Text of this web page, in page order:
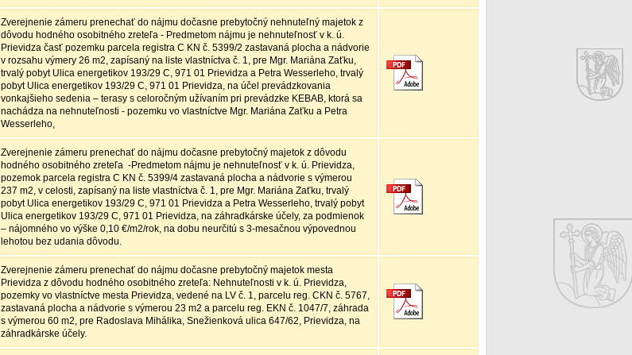
Zverejnenie zámeru prenechať do nájmu dočasne prebytočný nehnuteľný majetok z
dôvodu hodného osobitného zreteľa - Predmetom nájmu je nehnuteľnosť v k. ú.
Prievidza časť pozemku parcela registra C KN č. 5399/2 zastavaná plocha a nádvorie
v rozsahu výmery 26 m2, zapísaný na liste vlastníctva č. 1, pre Mgr. Mariána Zaťku,
trvalý pobyt Ulica energetikov 193/29 C, 971 01 Prievidza a Petra Wesserleho, trvalý
pobyt Ulica energetikov 193/29 C, 971 01 Prievidza, na účel prevádzkovania
vonkajšieho sedenia – terasy s celoročným užívaním pri prevádzke KEBAB, ktorá sa
nachádza na nehnuteľnosti - pozemku vo vlastníctve Mgr. Mariána Zaťku a Petra
Wesserleho,
Zverejnenie zámeru prenechať do nájmu dočasne prebytočný majetok z dôvodu
hodného osobitného zreteľa -Predmetom nájmu je nehnuteľnosť v k. ú. Prievidza,
pozemok parcela registra C KN č. 5399/4 zastavaná plocha a nádvorie s výmerou
237 m2, v celosti, zapísaný na liste vlastníctva č. 1, pre Mgr. Mariána Zaťku, trvalý
pobyt Ulica energetikov 193/29 C, 971 01 Prievidza a Petra Wesserleho, trvalý pobyt
Ulica energetikov 193/29 C, 971 01 Prievidza, na záhradkárske účely, za podmienok
– nájomného vo výške 0,10 €/m2/rok, na dobu neurčitú s 3-mesačnou výpovednou
lehotou bez udania dôvodu.
Zverejnenie zámeru prenechať do nájmu dočasne prebytočný majetok mesta
Prievidza z dôvodu hodného osobitného zreteľa: Nehnuteľnosti v k. ú. Prievidza,
pozemky vo vlastníctve mesta Prievidza, vedené na LV č. 1, parcelu reg. CKN č. 5767,
zastavaná plocha a nádvorie s výmerou 23 m2 a parcelu reg. EKN č. 1047/7, záhrada
s výmerou 60 m2, pre Radoslava Mihálika, Snežienková ulica 647/62, Prievidza, na
záhradkárske účely.